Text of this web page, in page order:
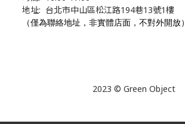
地址: 台北市中山區松江路194巷13號1樓
（僅為聯絡地址，非實體店面，不對外開放）
2023 © Green Object